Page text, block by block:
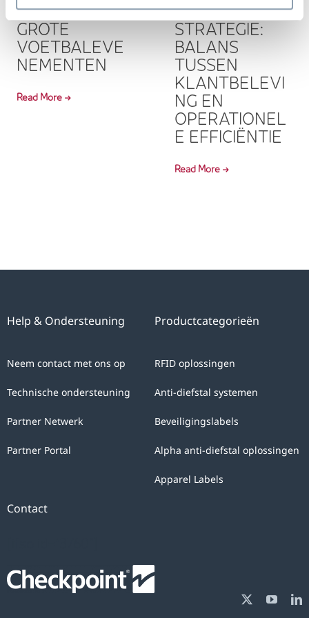
HEER TIJDENS
GROTE
VOETBALEVE
NEMENTEN
Read More →
TECHNOLOGIE
STRATEGIE:
BALANS
TUSSEN
KLANTBELEVI
NG EN
OPERATIONEL
E EFFICIËNTIE
Read More →
Productcategorieën
RFID oplossingen
Anti-diefstal systemen
Beveiligingslabels
Alpha anti-diefstal oplossingen
Apparel Labels
Help & Ondersteuning
Neem contact met ons op
Technische ondersteuning
Partner Netwerk
Partner Portal
Contact